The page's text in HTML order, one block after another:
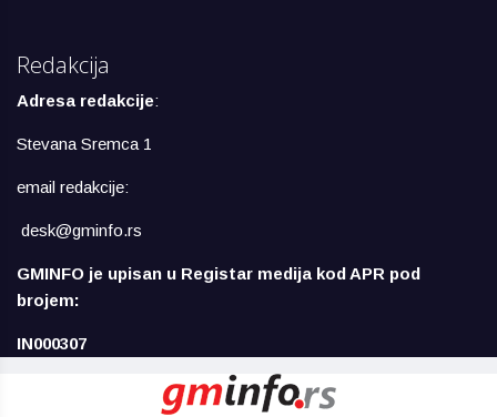
Redakcija
Adresa redakcije:
Stevana Sremca 1
email redakcije:
desk@gminfo.rs
GMINFO je upisan u Registar medija kod APR pod
brojem:
IN000307